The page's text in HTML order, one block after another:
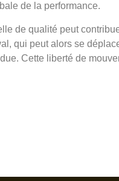
de la performance.
de qualité peut
qui peut alors se
Cette liberté de